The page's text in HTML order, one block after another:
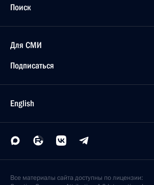
Поиск
Для СМИ
Подписаться
English
Все материалы сайта доступны по лицензии: